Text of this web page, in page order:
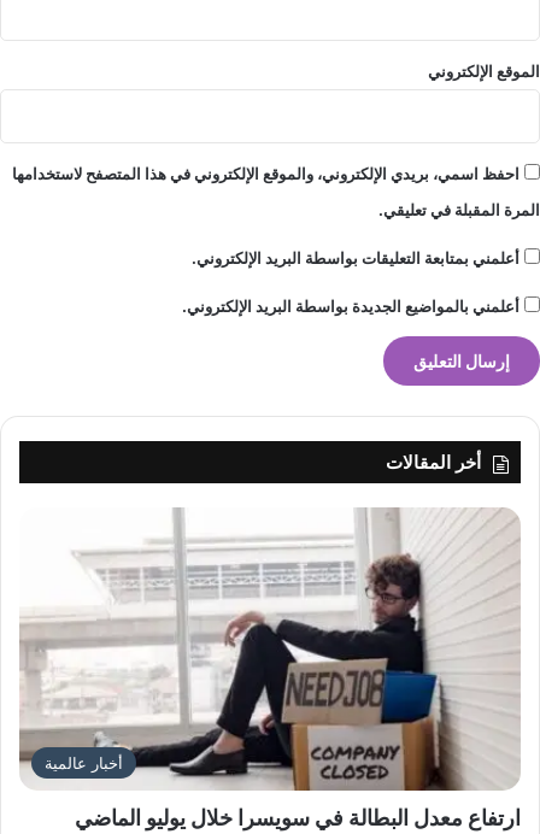
ا
ل
ى
ص
ر
ا
ل
إ
س
ن
الموقع الإلكتروني
احفظ اسمي، بريدي الإلكتروني، والموقع الإلكتروني في هذا المتصفح لاستخدامها
المرة المقبلة في تعليقي.
أعلمني بمتابعة التعليقات بواسطة البريد الإلكتروني.
أعلمني بالمواضيع الجديدة بواسطة البريد الإلكتروني.
أخر المقالات
أخبار عالمية
ارتفاع معدل البطالة في سويسرا خلال يوليو الماضي